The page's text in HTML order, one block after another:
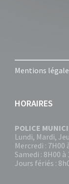
Mentions
HORAIRES
POLICE
Lundi, Mardi,
Mercredi : 7H00
Samedi : 8H00 à
Jours fériés :